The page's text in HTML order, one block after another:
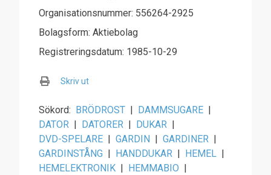
Organisationsnummer: 556264-2925
Bolagsform: Aktiebolag
Registreringsdatum: 1985-10-29
Skriv ut
Sökord: BRÖDROST | DAMMSUGARE |
DATOR | DATORER | DUKAR |
DVD-SPELARE | GARDIN | GARDINER |
GARDINSTÅNG | HANDDUKAR | HEMEL |
HEMELEKTRONIK | HEMMABIO |